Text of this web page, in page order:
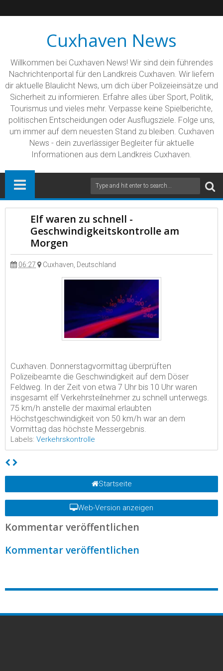
Cuxhaven News
Willkommen bei Cuxhaven News! Wir sind dein führendes
Nachrichtenportal für den Landkreis Cuxhaven. Wir liefern
dir aktuelle Blaulicht News, um dich über Polizeieinsätze und
Sicherheit zu informieren. Erfahre alles über Sport, Politik,
Tourismus und vieles mehr. Verpasse keine Spielberichte,
politischen Entscheidungen oder Ausflugsziele. Folge uns,
um immer auf dem neuesten Stand zu bleiben. Cuxhaven
News - dein zuverlässiger Begleiter für aktuelle
Informationen aus dem Landkreis Cuxhaven.
Elf waren zu schnell -
Geschwindigkeitskontrolle am
Morgen
06:27 Cuxhaven, Deutschland
Cuxhaven. Donnerstagvormittag überprüften
Polizeibeamte die Geschwindigkeit auf dem Döser
Feldweg. In der Zeit von etwa 7 Uhr bis 10 Uhr waren
insgesamt elf Verkehrsteilnehmer zu schnell unterwegs.
75 km/h anstelle der maximal erlaubten
Höchstgeschwindigkeit von 50 km/h war an dem
Vormittag das höchste Messergebnis.
Labels: Verkehrskontrolle
Startseite
Web-Version anzeigen
Kommentar veröffentlichen
Kommentar veröffentlichen